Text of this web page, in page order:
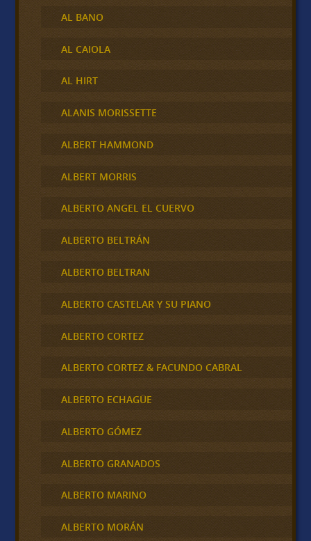
AL BANO
AL CAIOLA
AL HIRT
ALANIS MORISSETTE
ALBERT HAMMOND
ALBERT MORRIS
ALBERTO ANGEL EL CUERVO
ALBERTO BELTRÁN
ALBERTO BELTRAN
ALBERTO CASTELAR Y SU PIANO
ALBERTO CORTEZ
ALBERTO CORTEZ & FACUNDO CABRAL
ALBERTO ECHAGÜE
ALBERTO GÓMEZ
ALBERTO GRANADOS
ALBERTO MARINO
ALBERTO MORÁN